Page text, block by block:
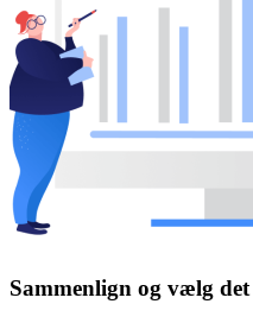
Sammenlign og vælg